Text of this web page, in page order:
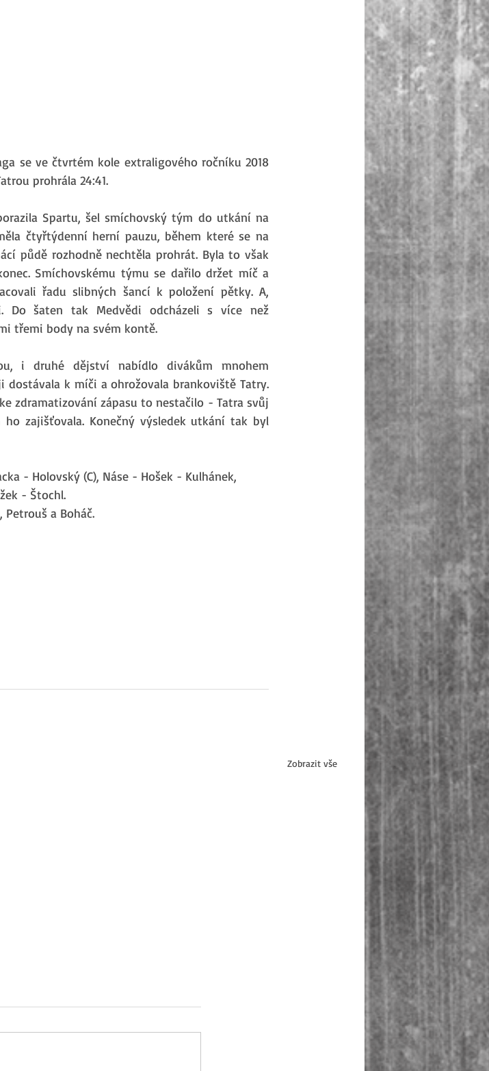
se ve čtvrtém kole extraligového ročníku 2018
prohrála 24:41.
Spartu, šel smíchovský tým do utkání na
čtyřtýdenní herní pauzu, během které se na
půdě rozhodně nechtěla prohrát. Byla to však
Smíchovskému týmu se dařilo držet míč a
řadu slibných šancí k položení pětky. A,
Do šaten tak Medvědi odcházeli s více než
třemi body na svém kontě.
i druhé dějství nabídlo divákům mnohem
k míči a ohrožovala brankoviště Tatry.
zdramatizování zápasu to nestačilo - Tatra svůj
zajišťovala. Konečný výsledek utkání tak byl
- Holovský (C), Náse - Hošek - Kulhánek,
- Štochl.
Petrouš a Boháč.
Zobrazit vše